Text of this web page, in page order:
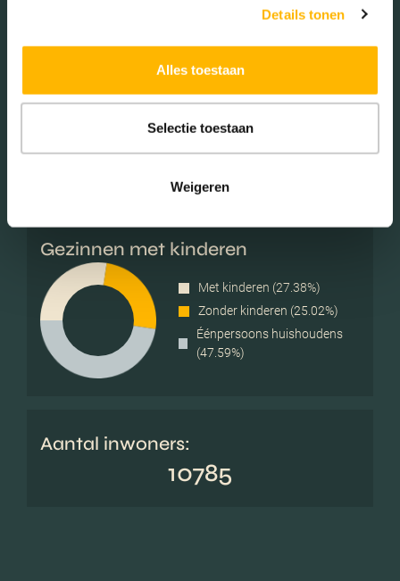
Details tonen
Alles toestaan
Selectie toestaan
Weigeren
Vrouwen (52.57%)
Gezinnen met kinderen
Met kinderen (27.38%)
Zonder kinderen (25.02%)
Éénpersoons huishoudens
(47.59%)
Aantal inwoners:
10785